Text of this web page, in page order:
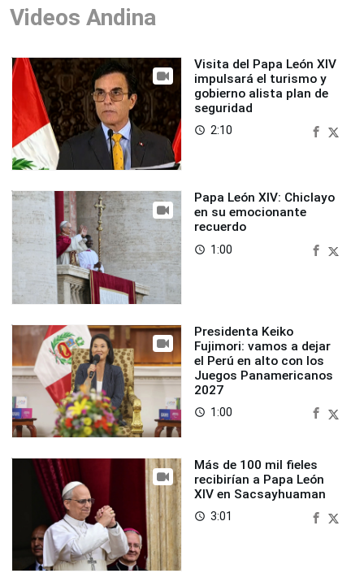
Videos Andina
Visita del Papa León XIV
impulsará el turismo y
gobierno alista plan de
seguridad
access_time 2:10
Papa León XIV: Chiclayo
en su emocionante
recuerdo
access_time 1:00
Presidenta Keiko
Fujimori: vamos a dejar
el Perú en alto con los
Juegos Panamericanos
2027
access_time 1:00
Más de 100 mil fieles
recibirían a Papa León
XIV en Sacsayhuaman
access_time 3:01